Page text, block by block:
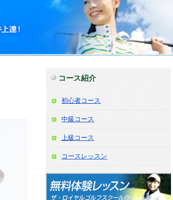
コース紹介
初心者コース
中級コース
上級コース
コースレッスン